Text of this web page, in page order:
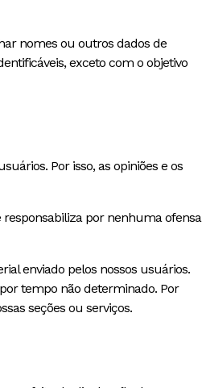
nomes ou outros dados de
exceto com o objetivo
Por isso, as opiniões e os
responsabiliza por nenhuma ofensa
enviado pelos nossos usuários.
tempo não determinado. Por
seções ou serviços.